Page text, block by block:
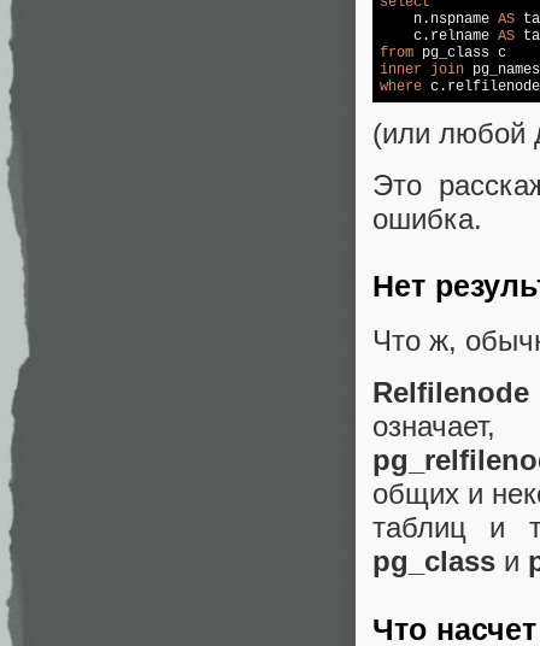
    n.nspname
AS
    c.relname
AS
from
inner join
where
(или любой
Это
ошибка.
Нет
Что ж,
общих и
таблиц и
pg_class и
Что